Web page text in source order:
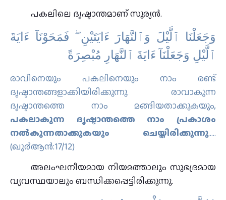
പകലിലെ ദൃഷ്ടാന്തമാണ് സൂര്യൻ.
وَجَعَلْنَا ٱلَّيْلَ وَٱلنَّهَارَ ءَايَتَيْنِ ۖ فَمَحَوْنَآ ءَايَةَ
ٱلَّيْلِ وَجَعَلْنَآ ءَايَةَ ٱلنَّهَارِ مُبْصِرَةً
രാവിനെയും പകലിനെയും നാം രണ്ട്
ദൃഷ്ടാന്തങ്ങളാക്കിയിരിക്കുന്നു. രാവാകുന്ന
ദൃഷ്ടാന്തത്തെ നാം മങ്ങിയതാക്കുകയും,
പകലാകുന്ന ദൃഷ്ടാന്തത്തെ നാം പ്രകാശം
നല്‍കുന്നതാക്കുകയും ചെയ്തിരിക്കുന്നു.….
(ഖു൪ആന്‍:17/12)
അലംഘനീയമായ നിയമത്താലും സുഭദ്രമായ
വ്യവസ്ഥയാലും ബന്ധിക്കപ്പെട്ടിരിക്കുന്നു.